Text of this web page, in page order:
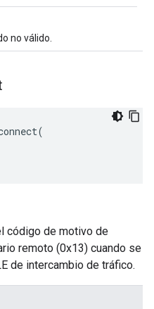
no válido.
(
código de motivo de
remoto (0x13) cuando se
de intercambio de tráfico.